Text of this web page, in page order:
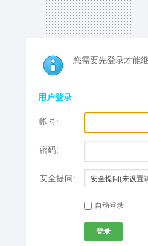
您需要先登录才能
用户登录
帐号:
密码:
安全提问:
自动登录
登录